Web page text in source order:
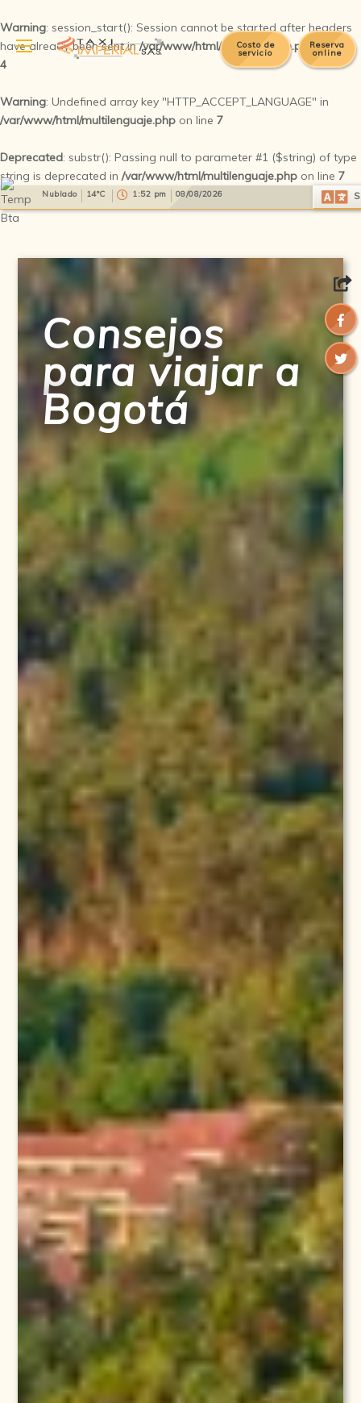
Warning: session_start(): Session cannot be started after headers
have already been sent in/var/www/html/multilenguaje.phpon line
4
Warning: Undefined array key "HTTP_ACCEPT_LANGUAGE" in
/var/www/html/multilenguaje.php on line 7
Deprecated: substr(): Passing null to parameter #1 ($string) of type
string is deprecated in /var/www/html/multilenguaje.php on line 7
Nublado 14°C 1:52 pm 08/08/2026 Select Language ▼
Reserva
online
Costo de
servicio
Consejos
para viajar a
Bogotá